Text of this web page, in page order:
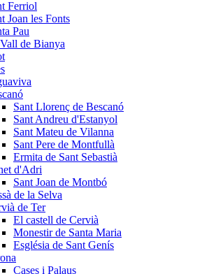
Ferriol
Joan les Fonts
Pau
de Bianya
Sant Llorenç de Bescanó
Sant Andreu d'Estanyol
Sant Mateu de Vilanna
Sant Pere de Montfullà
Ermita de Sant Sebastià
d'Adri
Sant Joan de Montbó
de la Selva
de Ter
El castell de Cervià
Monestir de Santa Maria
Església de Sant Genís
Cases i Palaus